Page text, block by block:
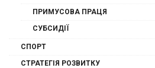
ПРИМУСОВА ПРАЦЯ
СУБСИДІЇ
СПОРТ
СТРАТЕГІЯ РОЗВИТКУ